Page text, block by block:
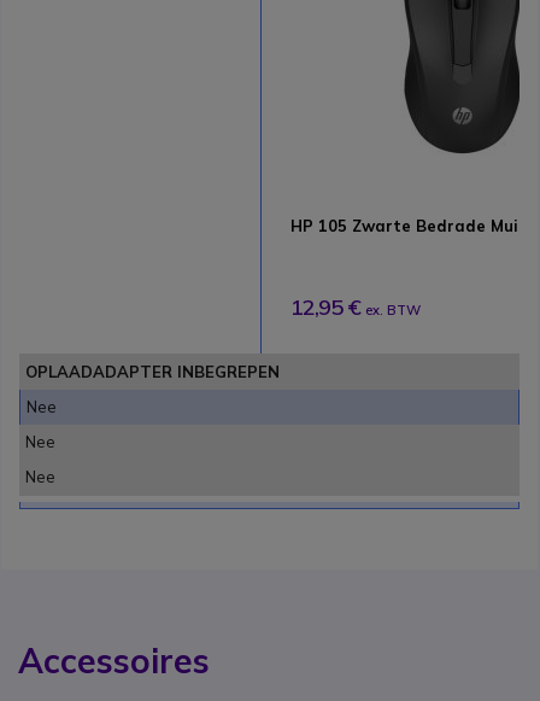
HP 105 Zwarte Bedrade Muis
12,95 € ex. BTW
OPLAADADAPTER INBEGREPEN
Nee
Nee
Nee
Accessoires